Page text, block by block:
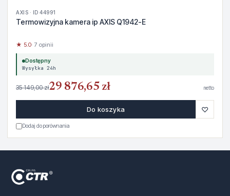
AXIS · ID 44991
Termowizyjna kamera ip AXIS Q1942-E
★ 5.0· 7 opinii
Dostępny
Wysyłka 24h
35 149,00 zł29 876,65 zł netto
Do koszyka ♡
Dodaj do porównania